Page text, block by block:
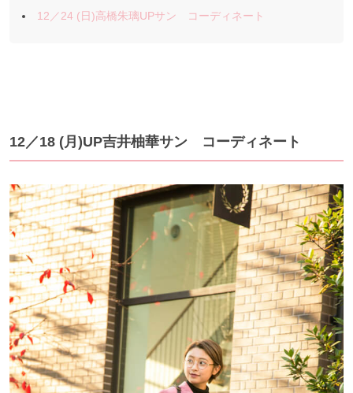
12／24 (日)高橋朱璃UPサン コーディネート
12／18 (月)UP吉井柚華サン コーディネート